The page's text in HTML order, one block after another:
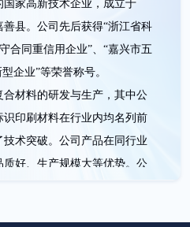
家高新技术企业，成立于
县。公司先后获得“浙江省科
合同重信用企业”、“嘉兴市五
企业”等荣誉称号。
材料的研发与生产，其中公
印刷材料在行业内均名列前
术突破。公司产品在同行业
好、生产规模大等优势。公